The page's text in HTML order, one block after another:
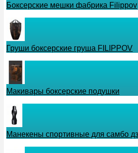
Боксерские мешки фабрика Filippov
Груши боксерские груша FILIPPOV
Макивары боксерские подушки
Манекены спортивные для самбо